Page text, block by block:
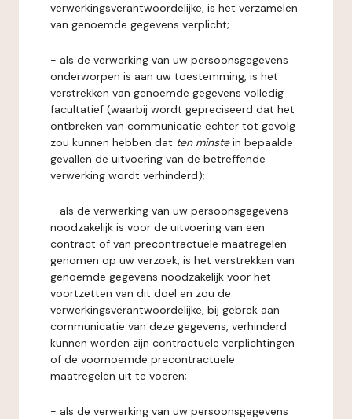
verwerkingsverantwoordelijke, is het verzamelen
van genoemde gegevens verplicht;
- als de verwerking van uw persoonsgegevens
onderworpen is aan uw toestemming, is het
verstrekken van genoemde gegevens volledig
facultatief (waarbij wordt gepreciseerd dat het
ontbreken van communicatie echter tot gevolg
zou kunnen hebben dat ten minstein bepaalde
gevallen de uitvoering van de betreffende
verwerking wordt verhinderd);
- als de verwerking van uw persoonsgegevens
noodzakelijk is voor de uitvoering van een
contract of van precontractuele maatregelen
genomen op uw verzoek, is het verstrekken van
genoemde gegevens noodzakelijk voor het
voortzetten van dit doel en zou de
verwerkingsverantwoordelijke, bij gebrek aan
communicatie van deze gegevens, verhinderd
kunnen worden zijn contractuele verplichtingen
of de voornoemde precontractuele
maatregelen uit te voeren;
- als de verwerking van uw persoonsgegevens